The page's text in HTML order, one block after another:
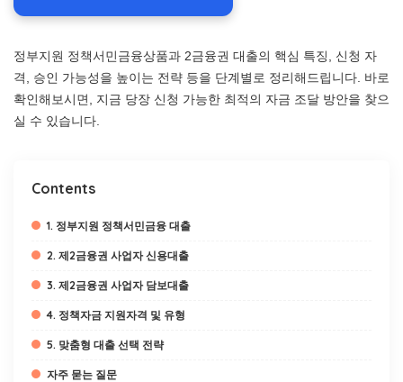
정부지원 정책서민금융상품과 2금융권 대출의 핵심 특징, 신청 자
격, 승인 가능성을 높이는 전략 등을 단계별로 정리해드립니다. 바로
확인해보시면, 지금 당장 신청 가능한 최적의 자금 조달 방안을 찾으
실 수 있습니다.
Contents
1. 정부지원 정책서민금융 대출
2. 제2금융권 사업자 신용대출
3. 제2금융권 사업자 담보대출
4. 정책자금 지원자격 및 유형
5. 맞춤형 대출 선택 전략
자주 묻는 질문